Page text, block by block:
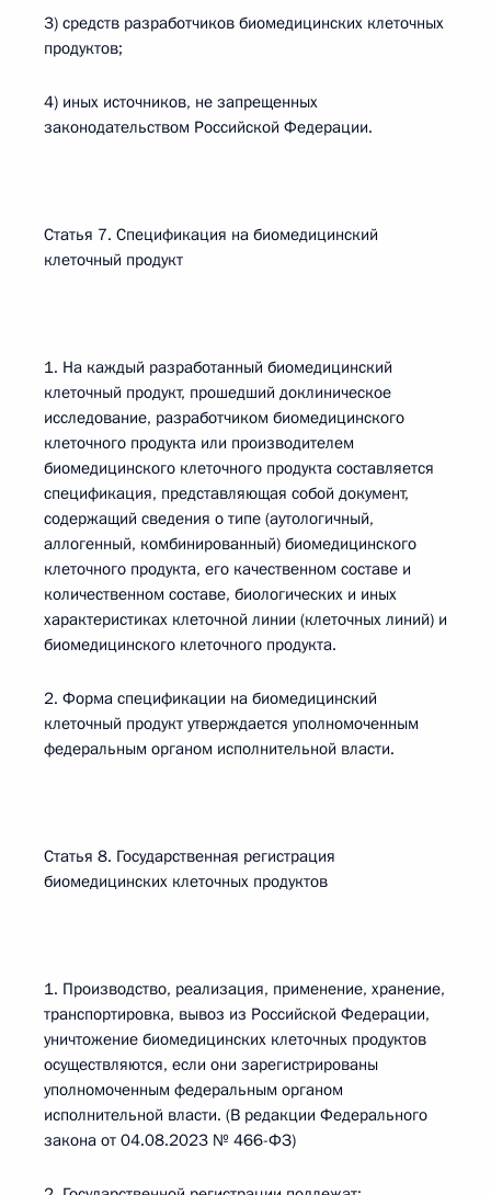
3) средств разработчиков биомедицинских клеточных
продуктов;
4) иных источников, не запрещенных
законодательством Российской Федерации.
Статья 7. Спецификация на биомедицинский
клеточный продукт
1. На каждый разработанный биомедицинский
клеточный продукт, прошедший доклиническое
исследование, разработчиком биомедицинского
клеточного продукта или производителем
биомедицинского клеточного продукта составляется
спецификация, представляющая собой документ,
содержащий сведения о типе (аутологичный,
аллогенный, комбинированный) биомедицинского
клеточного продукта, его качественном составе и
количественном составе, биологических и иных
характеристиках клеточной линии (клеточных линий) и
биомедицинского клеточного продукта.
2. Форма спецификации на биомедицинский
клеточный продукт утверждается уполномоченным
федеральным органом исполнительной власти.
Статья 8. Государственная регистрация
биомедицинских клеточных продуктов
1. Производство, реализация, применение, хранение,
транспортировка, вывоз из Российской Федерации,
уничтожение биомедицинских клеточных продуктов
осуществляются, если они зарегистрированы
уполномоченным федеральным органом
исполнительной власти. (В редакции Федерального
закона от 04.08.2023 № 466-ФЗ)